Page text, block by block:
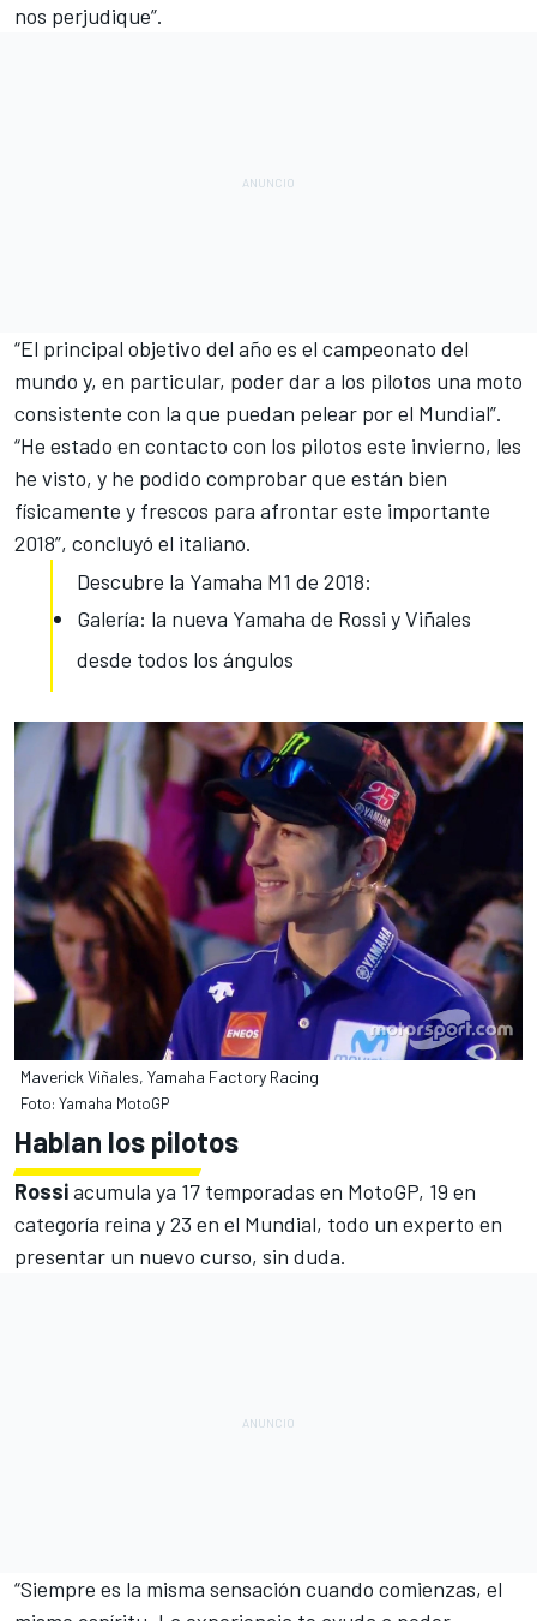
nos perjudique”.
“El principal objetivo del año es el campeonato del
mundo y, en particular, poder dar a los pilotos una moto
consistente con la que puedan pelear por el Mundial”.
“He estado en contacto con los pilotos este invierno, les
he visto, y he podido comprobar que están bien
físicamente y frescos para afrontar este importante
2018”, concluyó el italiano.
Descubre la Yamaha M1 de 2018:
Galería: la nueva Yamaha de Rossi y Viñales
desde todos los ángulos
Maverick Viñales, Yamaha Factory Racing
Foto: Yamaha MotoGP
Hablan los pilotos
Rossiacumula ya 17 temporadas en MotoGP, 19 en
categoría reina y 23 en el Mundial, todo un experto en
presentar un nuevo curso, sin duda.
“Siempre es la misma sensación cuando comienzas, el